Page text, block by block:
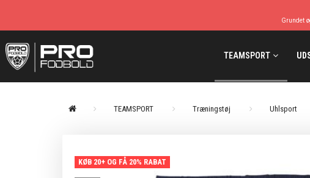
Grundet
TEAMSPORT
TEAMSPORT Træningstøj Uhlsport
KØB 20+ OG FÅ 20% RABAT